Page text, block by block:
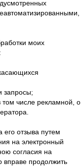
моих
запросы;
числе рекламной, о
его отзыва путем
на электронный
согласия на
вправе продолжить